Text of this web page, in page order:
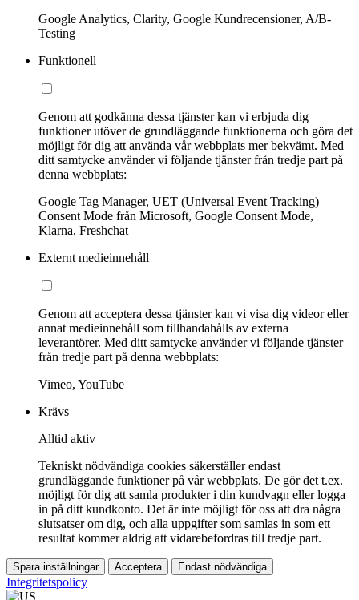
Google Analytics, Clarity, Google Kundrecensioner, A/B-
Testing
Funktionell
Genom att godkänna dessa tjänster kan vi erbjuda dig
funktioner utöver de grundläggande funktionerna och göra det
möjligt för dig att använda vår webbplats mer bekvämt. Med
ditt samtycke använder vi följande tjänster från tredje part på
denna webbplats:
Google Tag Manager, UET (Universal Event Tracking)
Consent Mode från Microsoft, Google Consent Mode,
Klarna, Freshchat
Externt medieinnehåll
Genom att acceptera dessa tjänster kan vi visa dig videor eller
annat medieinnehåll som tillhandahålls av externa
leverantörer. Med ditt samtycke använder vi följande tjänster
från tredje part på denna webbplats:
Vimeo, YouTube
Krävs
Alltid aktiv
Tekniskt nödvändiga cookies säkerställer endast
grundläggande funktioner på vår webbplats. De gör det t.ex.
möjligt för dig att samla produkter i din kundvagn eller logga
in på ditt kundkonto. Det är inte möjligt för oss att dra några
slutsatser om dig, och alla uppgifter som samlas in som ett
resultat kommer aldrig att vidarebefordras till tredje part.
Spara inställningar Acceptera Endast nödvändiga
Integritetspolicy